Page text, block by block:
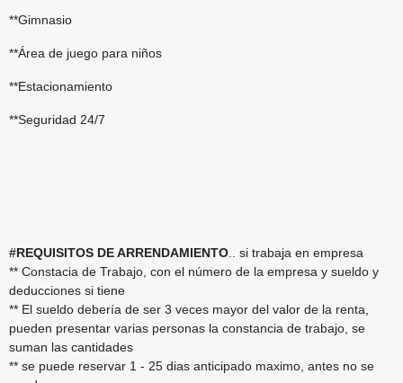
**Gimnasio
**Área de juego para niños
**Estacionamiento
**Seguridad 24/7
#REQUISITOS DE ARRENDAMIENTO .. si trabaja en empresa
** Constacia de Trabajo, con el número de la empresa y sueldo y
deducciones si tiene
** El sueldo debería de ser 3 veces mayor del valor de la renta,
pueden presentar varias personas la constancia de trabajo, se
suman las cantidades
** se puede reservar 1 - 25 dias anticipado maximo, antes no se